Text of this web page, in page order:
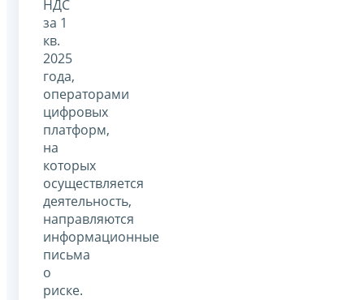
НДС
за 1
кв.
2025
года,
операторами
цифровых
платформ,
на
которых
осуществляется
деятельность,
направляются
информационные
письма
о
риске.